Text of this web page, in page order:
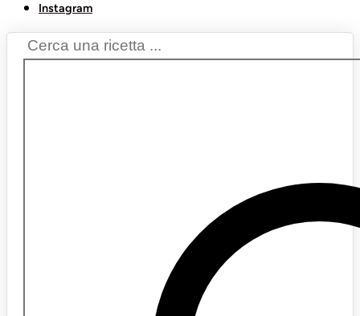
Instagram
Search
...